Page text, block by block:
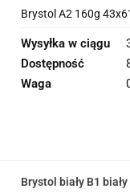
Brystol A2 160g
Wysyłka w ciągu
Dostępność
Waga
Brystol biały B1